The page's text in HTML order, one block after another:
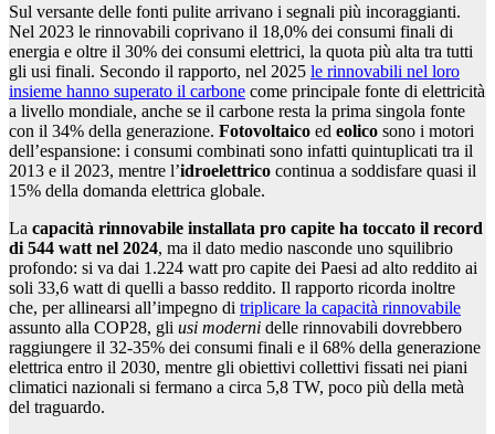
Sul versante delle fonti pulite arrivano i segnali più incoraggianti.
Nel 2023 le rinnovabili coprivano il 18,0% dei consumi finali di
energia e oltre il 30% dei consumi elettrici, la quota più alta tra tutti
gli usi finali. Secondo il rapporto, nel 2025 le rinnovabili nel loro
insieme hanno superato il carbone come principale fonte di elettricità
a livello mondiale, anche se il carbone resta la prima singola fonte
con il 34% della generazione. Fotovoltaico ed eolico sono i motori
dell’espansione: i consumi combinati sono infatti quintuplicati tra il
2013 e il 2023, mentre l’idroelettrico continua a soddisfare quasi il
15% della domanda elettrica globale.
La capacità rinnovabile installata pro capite ha toccato il record
di 544 watt nel 2024, ma il dato medio nasconde uno squilibrio
profondo: si va dai 1.224 watt pro capite dei Paesi ad alto reddito ai
soli 33,6 watt di quelli a basso reddito. Il rapporto ricorda inoltre
che, per allinearsi all’impegno di triplicare la capacità rinnovabile
assunto alla COP28, gli usi moderni delle rinnovabili dovrebbero
raggiungere il 32-35% dei consumi finali e il 68% della generazione
elettrica entro il 2030, mentre gli obiettivi collettivi fissati nei piani
climatici nazionali si fermano a circa 5,8 TW, poco più della metà
del traguardo.